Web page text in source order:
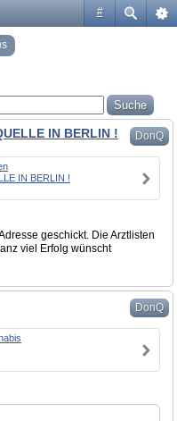
#
DonQ
IN BERLIN !
IN BERLIN !
geschickt. Die Arztlisten
viel Erfolg wünscht
DonQ